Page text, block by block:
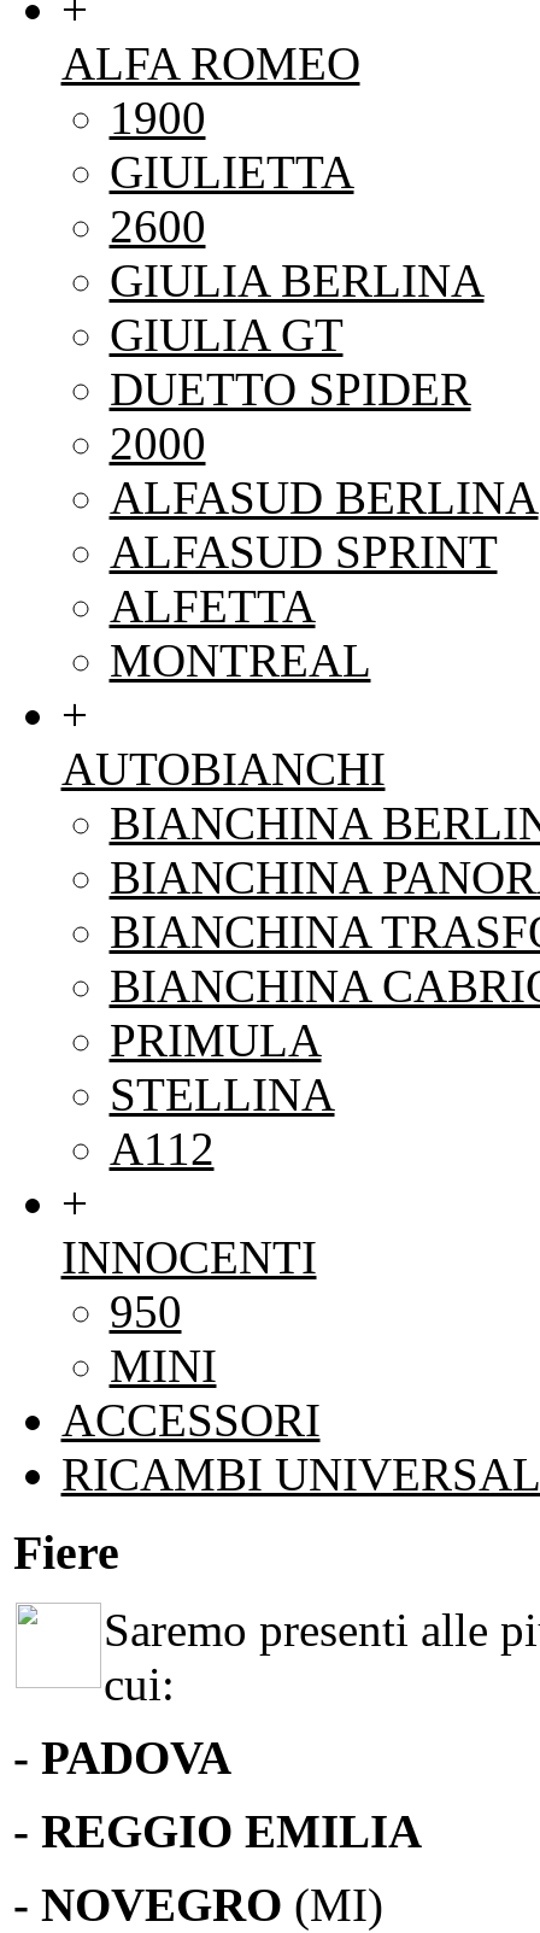
ALFA ROMEO
1900
GIULIETTA
2600
GIULIA BERLINA
GIULIA GT
DUETTO SPIDER
2000
ALFASUD BERLINA
ALFASUD SPRINT
ALFETTA
MONTREAL
+
AUTOBIANCHI
BIANCHINA
BIANCHINA
BIANCHINA
BIANCHINA
PRIMULA
STELLINA
A112
+
INNOCENTI
950
MINI
ACCESSORI
RICAMBI
Fiere
Saremo presenti alle
cui:
- PADOVA
- REGGIO EMILIA
- NOVEGRO (MI)